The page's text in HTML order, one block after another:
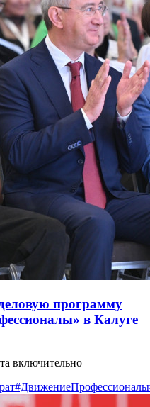
программу
в Калуге
включительно
#ДвижениеПрофессионалы